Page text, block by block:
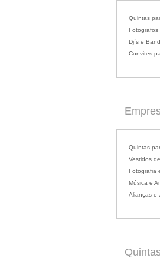
Quintas
Fotografos
Dj´s e
Convites
Quintas
Vestidos
Fotografia
Música e
Alianças e